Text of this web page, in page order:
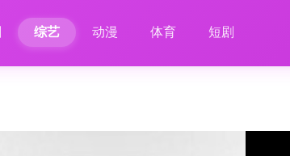
综艺 动漫 体育 短剧